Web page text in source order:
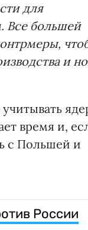
для
Все большей
и
время и,
с Польшей и
России